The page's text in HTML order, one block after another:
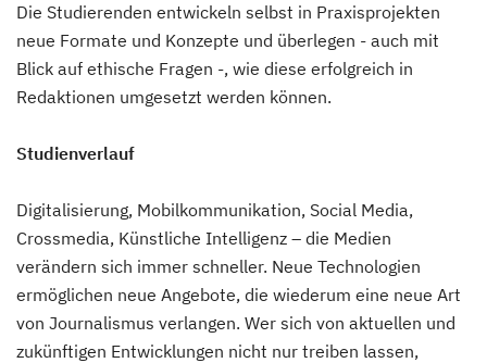
Die Studierenden entwickeln selbst in Praxisprojekten
neue Formate und Konzepte und überlegen - auch mit
Blick auf ethische Fragen -, wie diese erfolgreich in
Redaktionen umgesetzt werden können.
Studienverlauf
Digitalisierung, Mobilkommunikation, Social Media,
Crossmedia, Künstliche Intelligenz – die Medien
verändern sich immer schneller. Neue Technologien
ermöglichen neue Angebote, die wiederum eine neue Art
von Journalismus verlangen. Wer sich von aktuellen und
zukünftigen Entwicklungen nicht nur treiben lassen,